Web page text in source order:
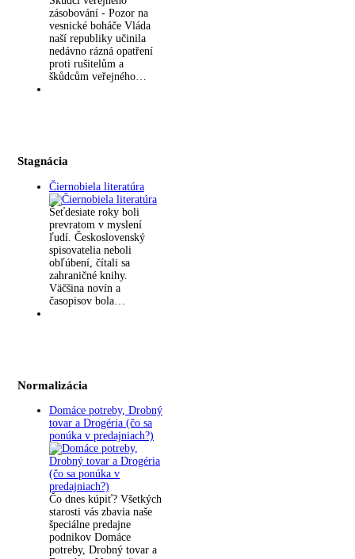
zásobování - Pozor na
vesnické boháče Vláda
naší republiky učinila
nedávno rázná opatření
proti rušitelům a
škůdcům veřejného…
Stagnácia
Čiernobiela literatúra
Šeťdesiate roky boli
prevratom v myslení
ľudí. Československý
spisovatelia neboli
obľúbení, čítali sa
zahraničné knihy.
Väčšina novín a
časopisov bola…
Normalizácia
Domáce potreby, Drobný
tovar a Drogéria (čo sa
ponúka v predajniach?)
Čo dnes kúpiť? Všetkých
starosti vás zbavia naše
špeciálne predajne
podnikov Domáce
potreby, Drobný tovar a